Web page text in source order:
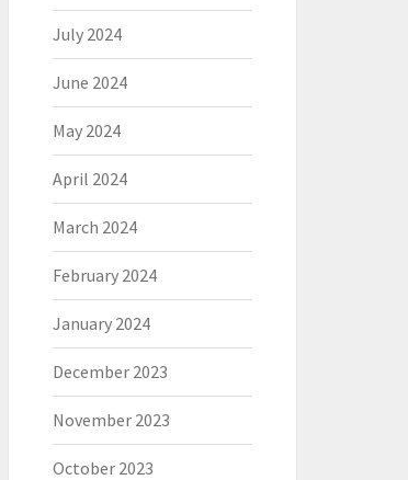
July 2024
June 2024
May 2024
April 2024
March 2024
February 2024
January 2024
December 2023
November 2023
October 2023